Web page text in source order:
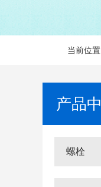
当前位置
产品
螺栓